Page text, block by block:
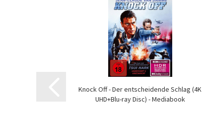
Knock Off - Der entscheidende Schlag (4K
UHD+Blu-ray Disc) - Mediabook